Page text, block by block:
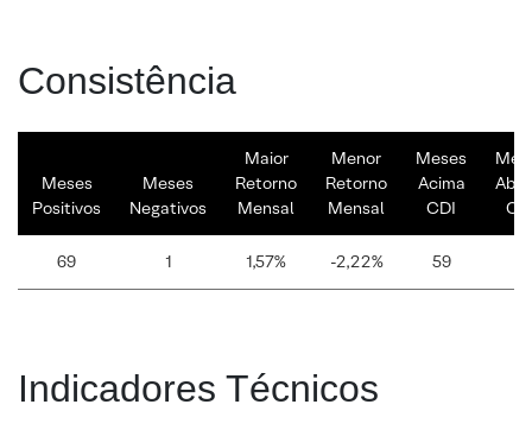
Consistência
Meses
Positivos
Meses
Negativos
Maior
Retorno
Mensal
Menor
Retorno
Mensal
Meses
Acima
CDI
69 1 1,57% -2,22% 59
Indicadores Técnicos